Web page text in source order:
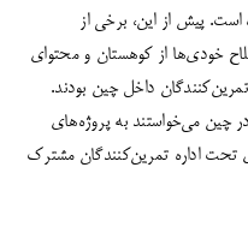
پیش از این، برخی از
خودی‌ها از کوهستان و محتوای
داخل چین بودند.
چین می‌خواستند به پروژه‌های
تحت اداره تمرین‌کنندگان مشترک